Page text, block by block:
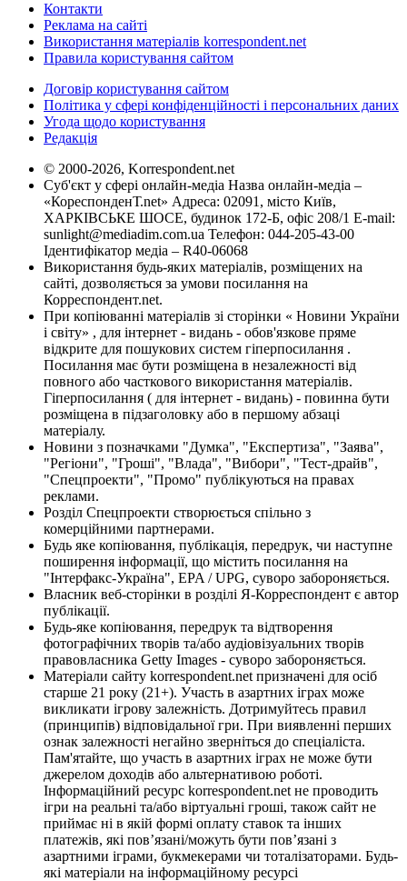
Контакти
Реклама на сайті
Використання матеріалів korrespondent.net
Правила користування сайтом
Договір користування сайтом
Політика у сфері конфіденційності і персональних даних
Угода щодо користування
Редакція
© 2000-2026, Korrespondent.net
Суб'єкт у сфері онлайн-медіа Назва онлайн-медіа –
«КореспонденТ.net» Адреса: 02091, місто Київ,
ХАРКІВСЬКЕ ШОСЕ, будинок 172-Б, офіс 208/1 E-mail:
sunlight@mediadim.com.ua Телефон: 044-205-43-00
Ідентифікатор медіа – R40-06068
Використання будь-яких матеріалів, розміщених на
сайті, дозволяється за умови посилання на
Корреспондент.net.
При копіюванні матеріалів зі сторінки « Новини України
і світу» , для інтернет - видань - обов'язкове пряме
відкрите для пошукових систем гіперпосилання .
Посилання має бути розміщена в незалежності від
повного або часткового використання матеріалів.
Гіперпосилання ( для інтернет - видань) - повинна бути
розміщена в підзаголовку або в першому абзаці
матеріалу.
Новини з позначками "Думка", "Експертиза", "Заява",
"Регіони", "Гроші", "Влада", "Вибори", "Тест-драйв",
"Спецпроекти", "Промо" публікуються на правах
реклами.
Розділ Спецпроекти створюється спільно з
комерційними партнерами.
Будь яке копіювання, публікація, передрук, чи наступне
поширення інформації, що містить посилання на
"Інтерфакс-Україна", EPA / UPG, суворо забороняється.
Власник веб-сторінки в розділі Я-Корреспондент є автор
публікації.
Будь-яке копіювання, передрук та відтворення
фотографічних творів та/або аудіовізуальних творів
правовласника Getty Images - суворо забороняється.
Матеріали сайту korrespondent.net призначені для осіб
старше 21 року (21+). Участь в азартних іграх може
викликати ігрову залежність. Дотримуйтесь правил
(принципів) відповідальної гри. При виявленні перших
ознак залежності негайно зверніться до спеціаліста.
Пам'ятайте, що участь в азартних іграх не може бути
джерелом доходів або альтернативою роботі.
Інформаційний ресурс korrespondent.net не проводить
ігри на реальні та/або віртуальні гроші, також сайт не
приймає ні в якій формі оплату ставок та інших
платежів, які пов’язані/можуть бути пов’язані з
азартними іграми, букмекерами чи тоталізаторами. Будь-
які матеріали на інформаційному ресурсі